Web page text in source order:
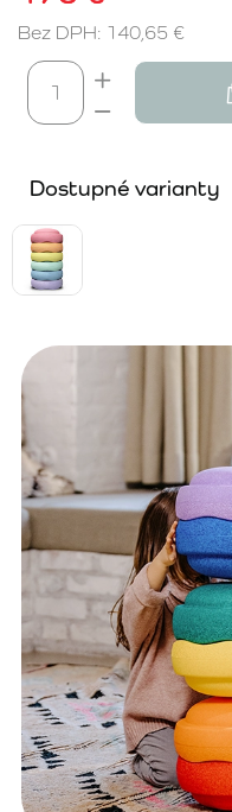
Bez DPH: 140,65 €
Dostupné varianty